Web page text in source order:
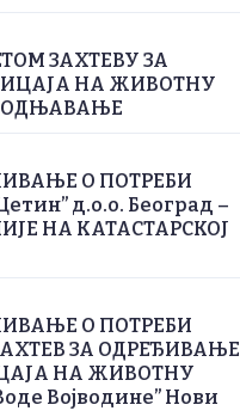
ЗАХТЕВУ ЗА
НА ЖИВОТНУ
О ПОТРЕБИ
д.о.о. Београд –
НА КАТАСТАРСКОЈ
О ПОТРЕБИ
ЗА ОДРЕЂИВАЊЕ
НА ЖИВОТНУ
Војводине” Нови